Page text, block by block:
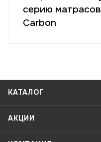
серию матрасов
Carbon
КАТАЛОГ
АКЦИИ